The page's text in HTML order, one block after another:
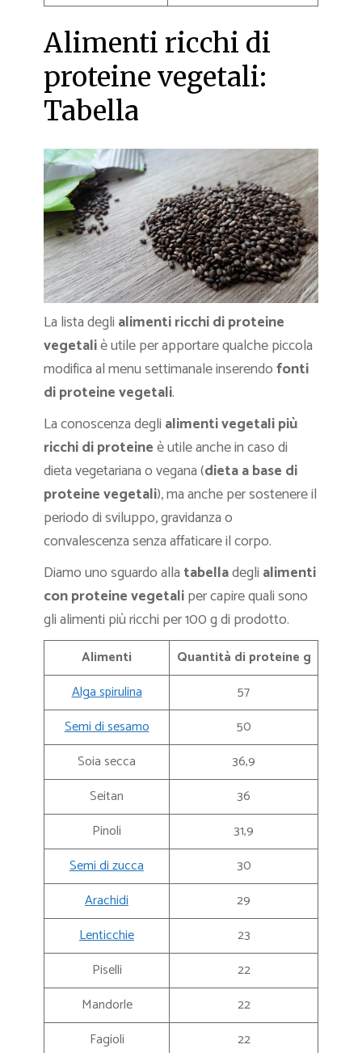
Alimenti ricchi di
proteine vegetali:
Tabella
La lista degli alimenti ricchi di proteine
vegetaliè utile per apportare qualche piccola
modifica al menu settimanale inserendofonti
di proteine vegetali.
La conoscenza degli alimenti vegetali più
ricchi di proteineè utile anche in caso di
dieta vegetariana o vegana (dieta a base di
proteine vegetali), ma anche per sostenere il
periodo di sviluppo, gravidanza o
convalescenza senza affaticare il corpo.
Diamo uno sguardo alla tabelladegli alimenti
con proteine vegetaliper capire quali sono
gli alimenti più ricchi per 100 g di prodotto.
Alimenti
Quantità di proteine g
Alga spirulina
57
Semi di sesamo
50
Soia secca
36,9
Seitan
36
Pinoli
31,9
Semi di zucca
30
Arachidi
29
Lenticchie
23
Piselli
22
Mandorle
22
Fagioli
22